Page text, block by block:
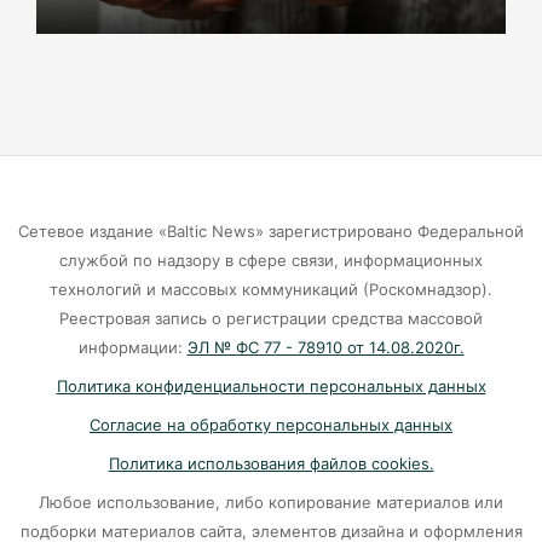
Маркса гибнут липы
подталкивает к депрессии
Калининград и Москва объединяются ради
07-08-2026
Убийцу участника СВО в Балтийске посадили
Сетевое издание «Baltic News» зарегистрировано Федеральной
службой по надзору в сфере связи, информационных
технологий и массовых коммуникаций (Роскомнадзор).
Реестровая запись о регистрации средства массовой
информации: ЭЛ № ФС 77 - 78910 от 14.08.2020г.
Политика конфиденциальности персональных данных
Согласие на обработку персональных данных
Политика использования файлов cookies.
Любое использование, либо копирование материалов или
подборки материалов сайта, элементов дизайна и оформления